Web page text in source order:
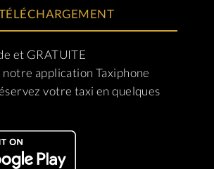
et GRATUITE
application Taxiphone
votre taxi en quelques